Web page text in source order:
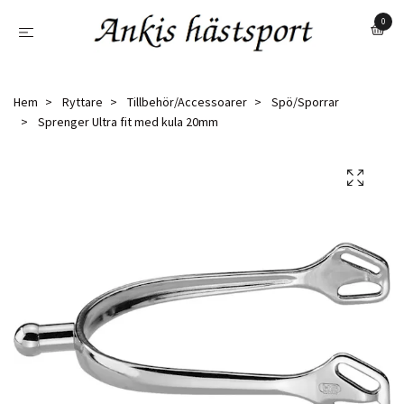
0
Hem Ryttare Tillbehör/Accessoarer
Spö/Sporrar
Sprenger Ultra fit med kula 20mm